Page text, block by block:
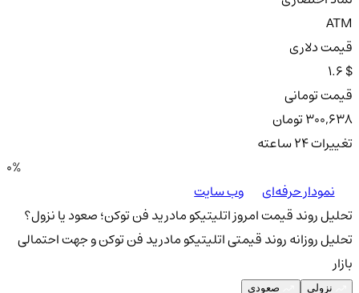
ATM
قیمت دلاری
1.6 $
قیمت تومانی
300,638 تومان
تغییرات ۲۴ ساعته
0%
نمودار حرفه‌ای
وب سایت
تحلیل روند قیمت امروز اتلیتیکو مادرید فن توکن؛ صعود یا نزول؟
تحلیل روزانه روند قیمتی اتلیتیکو مادرید فن توکن و جهت احتمالی
بازار
نزولی صعودی